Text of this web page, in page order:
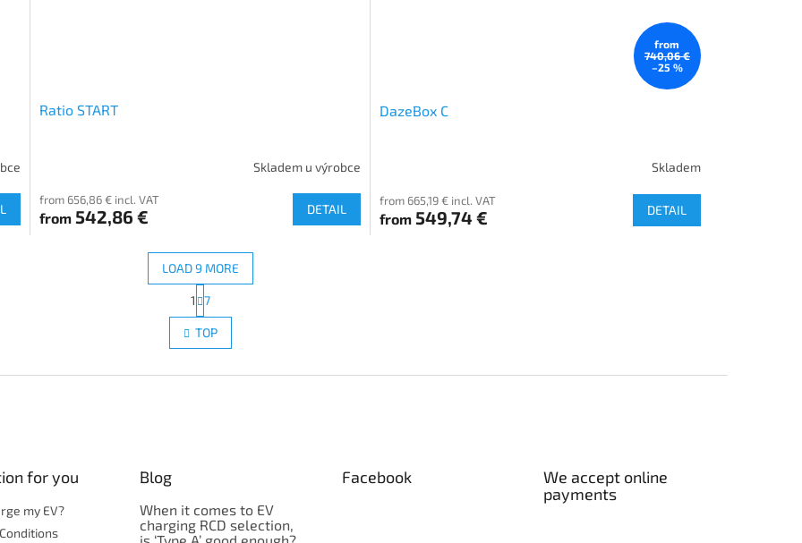
Ratio START
Skladem u výrobce
from 656,86 € incl. VAT
from 542,86 € DETAIL
from
740,06 €
–25 %
DazeBox C
Skladem
from 665,19 € incl. VAT
from549,74 € DETAIL
L
i
s
i
o
l
LOAD 9 MORE
P
a
g
i
n
1 7
TOP
for you
my EV?
Blog
When it comes to EV
charging RCD selection,
Facebook
We accept online
payments